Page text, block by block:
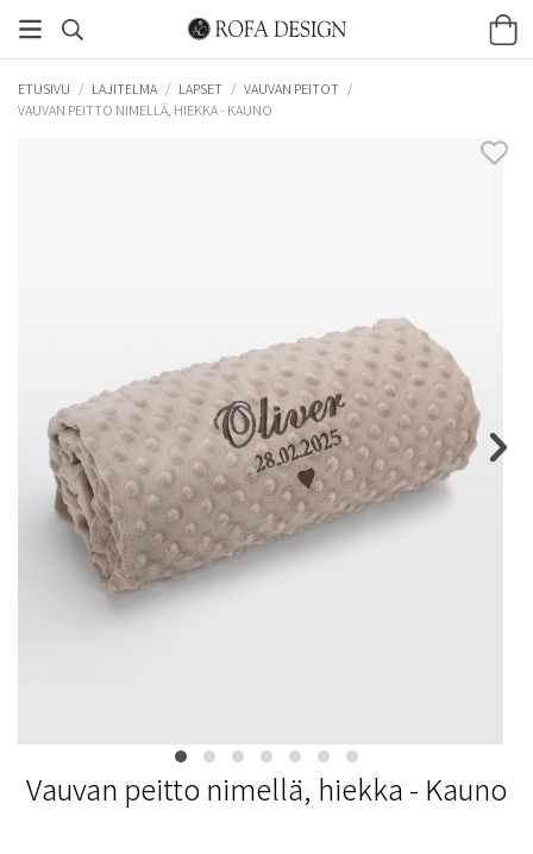
ETUSIVU / LAJITELMA / LAPSET / VAUVAN PEITOT /
VAUVAN PEITTO NIMELLÄ, HIEKKA - KAUNO
Vauvan peitto nimellä, hiekka - Kauno